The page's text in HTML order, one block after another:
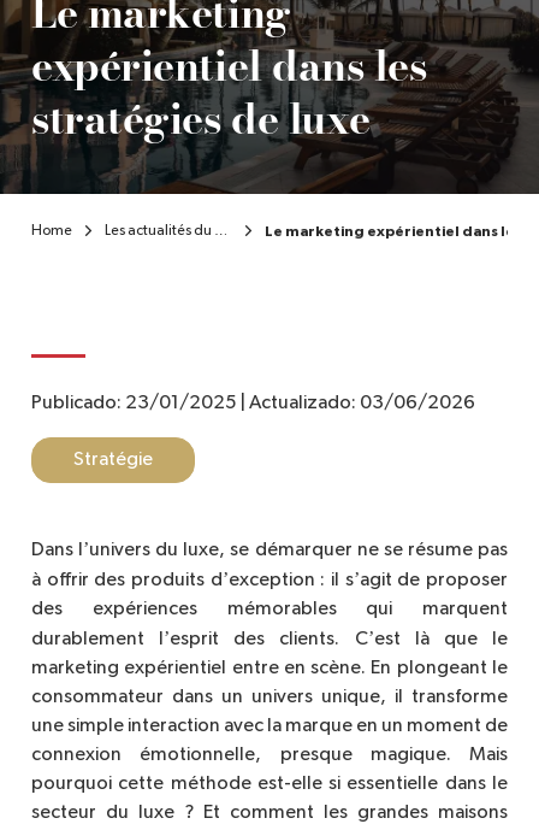
FR
Le marketing
expérientiel dans les
stratégies de luxe
Home Les actualités du secteur du luxe Le marketing expérientiel dans les
Publicado: 23/01/2025 Actualizado: 03/06/2026
Stratégie
Dans l ’univers du luxe, se démarquer ne se résume pas
à offrir des produits d’exception : il s’agit de proposer
des expériences mémorables qui marquent
durablement l ’esprit des clients. C’est là que le
marketing expérientiel entre en scène. En plongeant le
consommateur dans un univers unique, il transforme
une simple interaction avec la marque en un moment de
connexion émotionnelle, presque magique. Mais
pourquoi cette méthode est-elle si essentielle dans le
secteur du luxe ? Et comment les grandes maisons